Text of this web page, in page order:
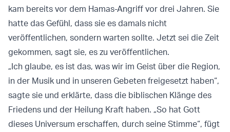
kam bereits vor dem Hamas-Angriff vor drei Jahren. Sie
hatte das Gefühl, dass sie es damals nicht
veröffentlichen, sondern warten sollte. Jetzt sei die Zeit
gekommen, sagt sie, es zu veröffentlichen.
„Ich glaube, es ist das, was wir im Geist über die Region,
in der Musik und in unseren Gebeten freigesetzt haben“,
sagte sie und erklärte, dass die biblischen Klänge des
Friedens und der Heilung Kraft haben. „So hat Gott
dieses Universum erschaffen, durch seine Stimme“, fügt